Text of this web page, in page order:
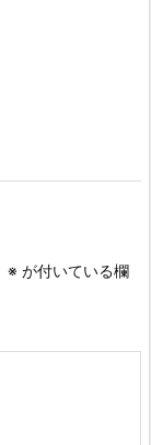
※ が付いている欄